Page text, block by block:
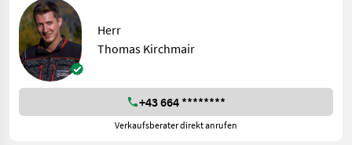
Herr
Thomas Kirchmair
+43 664 ********
Verkaufsberater direkt anrufen